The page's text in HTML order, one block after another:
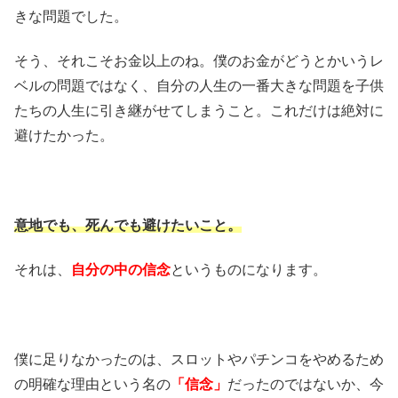
きな問題でした。
そう、それこそお金以上のね。僕のお金がどうとかいうレ
ベルの問題ではなく、自分の人生の一番大きな問題を子供
たちの人生に引き継がせてしまうこと。これだけは絶対に
避けたかった。
意地でも、死んでも避けたいこと。
それは、 自分の中の信念というものになります。
僕に足りなかったのは、スロットやパチンコをやめるため
の明確な理由という名の 「信念」 だったのではないか、今